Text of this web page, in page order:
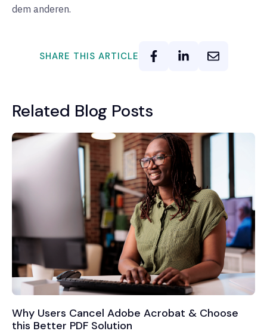
dem anderen.
SHARE THIS ARTICLE
Related Blog Posts
Why Users Cancel Adobe Acrobat & Choose
this Better PDF Solution